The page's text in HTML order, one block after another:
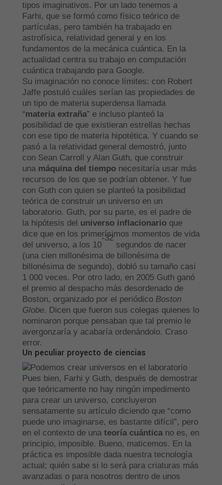
tipos imaginativos. Por un lado tenemos a
Farhi, que se formó como físico teórico de
partículas, pero también ha trabajado en
astrofísica, relatividad general y en los
fundamentos de la mecánica cuántica. En la
actualidad centra su trabajo en computación
cuántica trabajando para Google.
Su imaginación no conoce límites: con Robert
Jaffe postuló cuáles serían las propiedades de
un tipo de materia superdensa llamada
“materia extraña” e incluso planteó la
posibilidad de que existieran estrellas hechas
con ese tipo de materia hipotética. Y cuando se
pasó a la relatividad general demostró, junto
con Sean Carroll y Alan Guth, que construir
una máquina del tiempo necesitaría usar más
recursos de los que se podrían obtener. Y fue
con Guth con quien se planteó la posibilidad
teórica de construir un universo en un
laboratorio. Guth, por su parte, es el padre de
la hipótesis del universo inflacionarioque
dice que en los primerísimos momentos de vida
del universo, a los 10
-32
segundos de nacer
(una cien millonésima de billonésima de
billonésima de segundo), dobló su tamaño casi
1 000 veces. Por otro lado, en 2005 Guth ganó
el premio al despacho más desordenado de
Boston, organizado por el periódico Boston
Globe. Dicen que fueron sus colegas quienes lo
nominaron porque pensaban que tal premio le
avergonzaría y acabaría ordenándolo. Craso
error.
Un peculiar proyecto de ciencias
Pues bien, Farhi y Guth, después de demostrar
que teóricamente no hay ningún impedimento
para crear un universo, concluyeron
sensatamente su artículo diciendo que “como
puede uno imaginarse, es bastante difícil”, pero
en el contexto de una teoría cuánticano es, en
principio, imposible. Bueno, maticemos. En la
práctica es imposible dada nuestra tecnología
actual; quién sabe si lo será para criaturas más
avanzadas o para nosotros dentro de unos